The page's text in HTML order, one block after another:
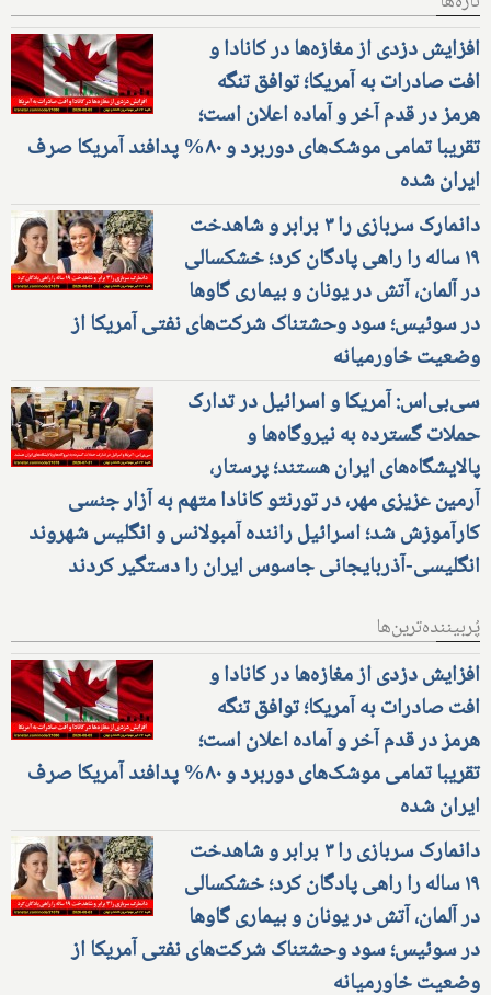
افزایش دزدی از مغازه‌ها در کانادا و
افت صادرات به آمریکا؛ توافق تنگه
هرمز در قدم آخر و آماده اعلان است؛
تقریبا تمامی موشک‌های دوربرد و ۸۰% پدافند آمریکا صرف
ایران شده
دانمارک سربازی را ۳ برابر و شاهدخت
۱۹ ساله را راهی پادگان کرد؛ خشکسالی
در آلمان، آتش در یونان و بیماری گاوها
در سوئیس؛ سود وحشتناک شرکت‌های نفتی آمریکا از
وضعیت خاورمیانه
سی‌بی‌اس: آمریکا و اسرائیل در تدارک
حملات گسترده به نیروگاه‌ها و
پالایشگاه‌های ایران هستند؛ پرستار،
آرمین عزیزی مهر، در تورنتو کانادا متهم به آزار جنسی
کارآموزش شد؛ اسرائیل راننده آمبولانس و انگلیس شهروند
انگلیسی-آذربایجانی جاسوس ایران را دستگیر کردند
پُربیننده‌ترین‌ها
افزایش دزدی از مغازه‌ها در کانادا و
افت صادرات به آمریکا؛ توافق تنگه
هرمز در قدم آخر و آماده اعلان است؛
تقریبا تمامی موشک‌های دوربرد و ۸۰% پدافند آمریکا صرف
ایران شده
دانمارک سربازی را ۳ برابر و شاهدخت
۱۹ ساله را راهی پادگان کرد؛ خشکسالی
در آلمان، آتش در یونان و بیماری گاوها
در سوئیس؛ سود وحشتناک شرکت‌های نفتی آمریکا از
وضعیت خاورمیانه